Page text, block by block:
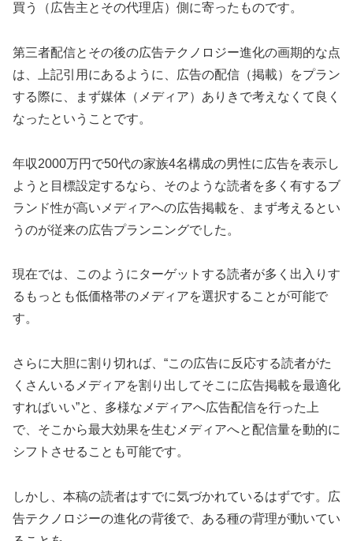
買う（広告主とその代理店）側に寄ったものです。
第三者配信とその後の広告テクノロジー進化の画期的な点
は、上記引用にあるように、広告の配信（掲載）をプラン
する際に、まず媒体（メディア）ありきで考えなくて良く
なったということです。
年収2000万円で50代の家族4名構成の男性に広告を表示し
ようと目標設定するなら、そのような読者を多く有するブ
ランド性が高いメディアへの広告掲載を、まず考えるとい
うのが従来の広告プランニングでした。
現在では、このようにターゲットする読者が多く出入りす
るもっとも低価格帯のメディアを選択することが可能で
す。
さらに大胆に割り切れば、“この広告に反応する読者がた
くさんいるメディアを割り出してそこに広告掲載を最適化
すればいい”と、多様なメディアへ広告配信を行った上
で、そこから最大効果を生むメディアへと配信量を動的に
シフトさせることも可能です。
しかし、本稿の読者はすでに気づかれているはずです。広
告テクノロジーの進化の背後で、ある種の背理が動いてい